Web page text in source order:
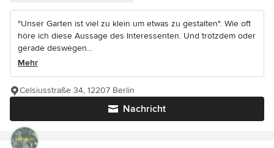
"Unser Garten ist viel zu klein um etwas zu gestalten". Wie oft
höre ich diese Aussage des Interessenten. Und trotzdem oder
gerade deswegen...
Mehr
Nachricht
Celsiusstraße 34, 12207 Berlin